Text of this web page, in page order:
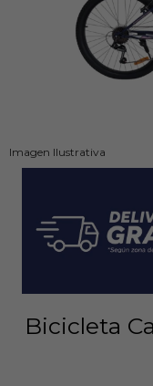
Imagen Ilustrativa
Bicicleta